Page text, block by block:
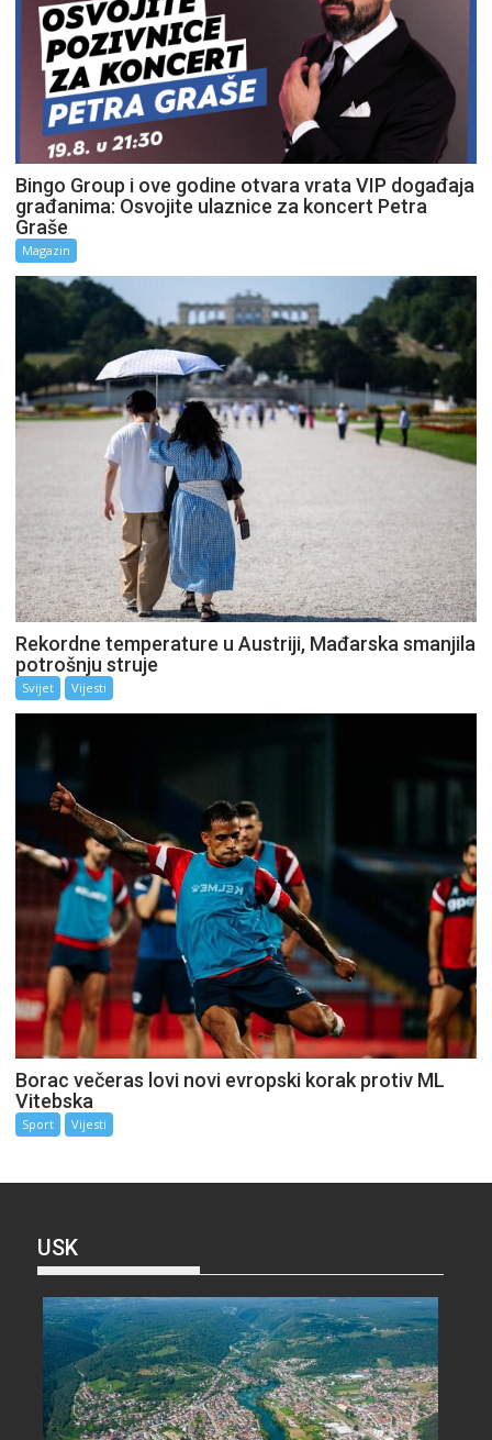
Bingo Group i ove godine otvara vrata VIP događaja
građanima: Osvojite ulaznice za koncert Petra
Graše
Magazin
Rekordne temperature u Austriji, Mađarska smanjila
potrošnju struje
Svijet Vijesti
Borac večeras lovi novi evropski korak protiv ML
Vitebska
Sport Vijesti
USK